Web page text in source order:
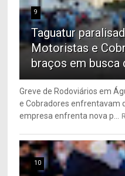
9
Taguatur
Motoristas e
braços em
Greve de Rodoviários em
e Cobradores enfrentavam
empresa enfrenta nova p...
10